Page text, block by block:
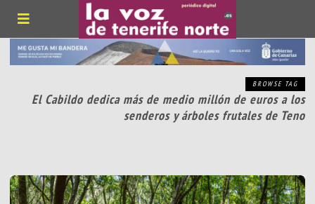
BROWSE TAG
El Cabildo dedica más de medio millón de euros a los
senderos y árboles frutales de Teno